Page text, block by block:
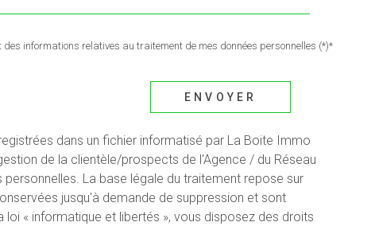
informations relatives au traitement de mes données personnelles (*)*
ENVOYER
dans un fichier informatisé par La Boite Immo
de la clientèle/prospects de l'Agence / du Réseau
La base légale du traitement repose sur
jusqu'à demande de suppression et sont
« informatique et libertés », vous disposez des droits